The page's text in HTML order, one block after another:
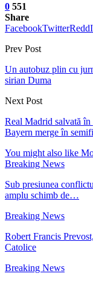
0 551
Share
FacebookTwitter
Prev Post
Un autobuz plin cu
sirian Duma
Next Post
Real Madrid salvată
Bayern merge în
You might also like
Breaking News
Sub presiunea
amplu schimb de…
Breaking News
Robert Francis
Catolice
Breaking News